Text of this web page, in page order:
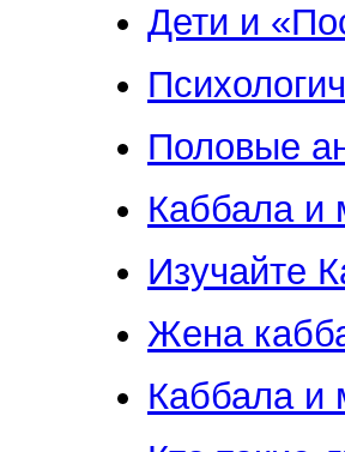
Дети и
Половые
Каббала и
Изучайте
Жена
Каббала и